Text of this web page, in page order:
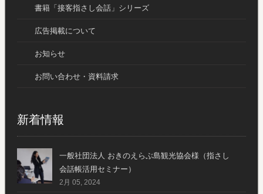
書籍「接客指さし会話」シリーズ
広告掲載について
お知らせ
お問い合わせ・資料請求
新着情報
一般社団法人 おきのえらぶ島観光協会様（指さし
会話帳活用セミナー）
2月 05, 2024